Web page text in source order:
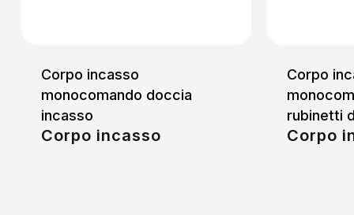
Corpo incasso
monocomando doccia
incasso
Corpo incasso
Corpo
rubinetti
Corpo